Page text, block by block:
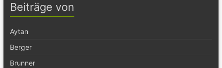
Beiträge von
Aytan
Berger
Brunner